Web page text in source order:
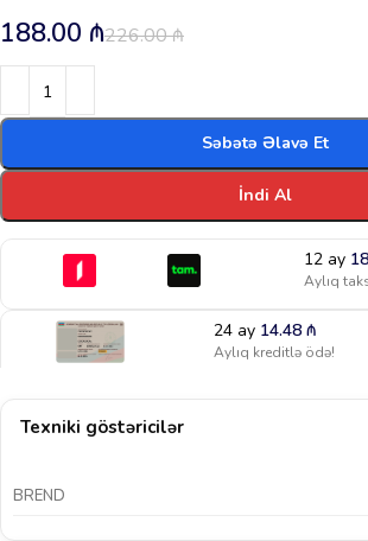
226.00₼
188.00 ₼
Səbətə Əlavə Et
İndi Al
12 ay
Aylıq
24 ay 14.48₼
Aylıq kreditlə ödə!
Texniki göstəricilər
BREND